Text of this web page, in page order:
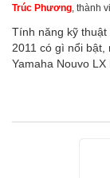
Trúc Phương, thành
Tính năng kỹ thuật
2011 có gì nổi
Yamaha Nouvo